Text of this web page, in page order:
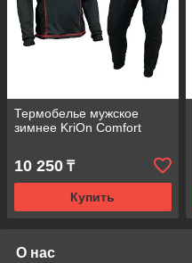
Термобелье мужское
зимнее KriOn Comfort
10 250 ₸
Купить
О нас